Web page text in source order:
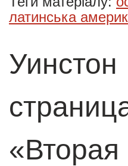
латинська